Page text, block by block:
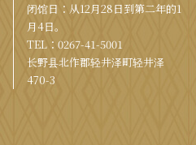
闭馆日：从12月28日到第二年的1
月4日。
TEL： 0267-41-5001
长野县北作郡轻井泽町轻井泽
470-3